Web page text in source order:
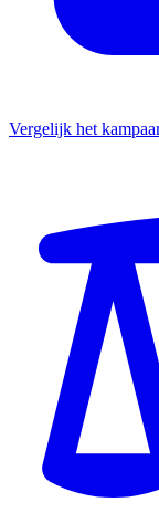
Vergelijk het